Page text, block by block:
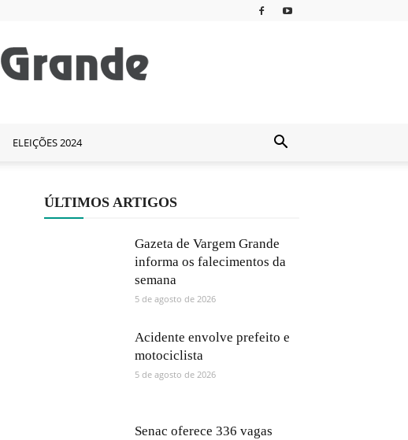
ELEIÇÕES 2024
ÚLTIMOS ARTIGOS
Gazeta de Vargem Grande
informa os falecimentos da
semana
5 de agosto de 2026
Acidente envolve prefeito e
motociclista
5 de agosto de 2026
Senac oferece 336 vagas